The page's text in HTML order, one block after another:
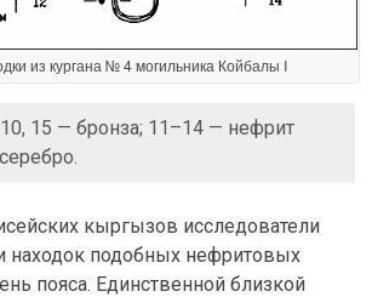
из кургана № 4 могильника Койбалы I
15 — бронза; 11–14 — нефрит
кыргызов исследователи
находок подобных нефритовых
пояса. Единственной близкой